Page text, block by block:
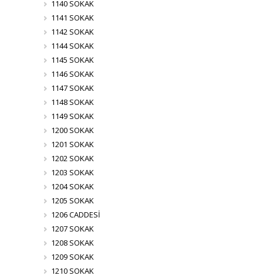
1140 SOKAK
1141 SOKAK
1142 SOKAK
1144 SOKAK
1145 SOKAK
1146 SOKAK
1147 SOKAK
1148 SOKAK
1149 SOKAK
1200 SOKAK
1201 SOKAK
1202 SOKAK
1203 SOKAK
1204 SOKAK
1205 SOKAK
1206 CADDESİ
1207 SOKAK
1208 SOKAK
1209 SOKAK
1210 SOKAK